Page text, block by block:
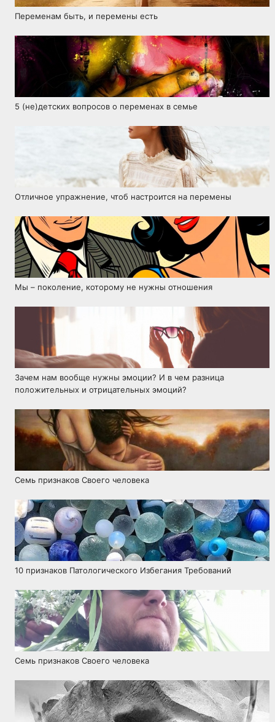
Переменам быть, и перемены есть
5 (не)детских вопросов о переменах в семье
Отличное упражнение, чтоб настроится на перемены
Мы – поколение, которому не нужны отношения
Зачем нам вообще нужны эмоции? И в чем разница
положительных и отрицательных эмоций?
Семь признаков Своего человека
10 признаков Патологического Избегания Требований
Семь признаков Своего человека